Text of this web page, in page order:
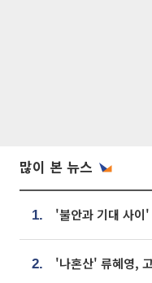
많이 본 뉴스
1.
2.